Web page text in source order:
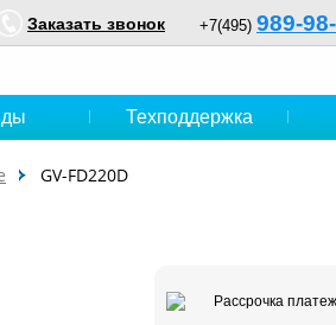
+7(495) 989-
Заказать звонок
Техподдержка
GV-FD220D
Рассрочка